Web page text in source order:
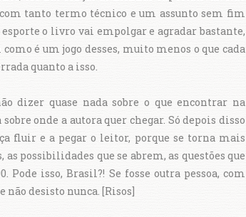
tanto termo técnico e um assunto sem fim
o livro vai empolgar e agradar bastante,
é um jogo desses, muito menos o que cada
quanto a isso.
dizer quase nada sobre o que encontrar na
onde a autora quer chegar. Só depois disso
fluir e a pegar o leitor, porque se torna mais
possibilidades que se abrem, as questões que
Pode isso, Brasil?! Se fosse outra pessoa, com
desisto nunca. [Risos]